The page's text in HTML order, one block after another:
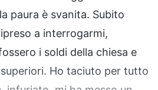
paura è svanita. Subito
a interrogarmi,
i soldi della chiesa e
Ho taciuto per tutto